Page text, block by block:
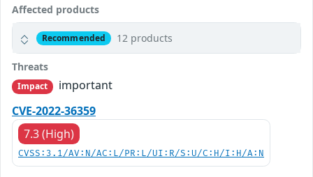
Affected products
Recommended 12 products
Threats
Impact
important
CVE-2022-36359
7.3 (High)
CVSS:3.1/AV:N/AC:L/PR:L/UI:R/S:U/C:H/I:H/A:N